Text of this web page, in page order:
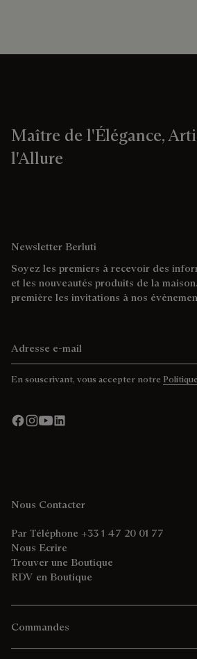
Maître de l'Élégance,
l'Allure
Newsletter Berluti
Soyez les premiers à recevoir des
et les nouveautés produits de la
première les invitations à nos
En souscrivant, vous accepter notre
Nous Contacter
Par Téléphone +33 1 47 20 01 77
Nous Ecrire
Trouver une Boutique
RDV en Boutique
Commandes